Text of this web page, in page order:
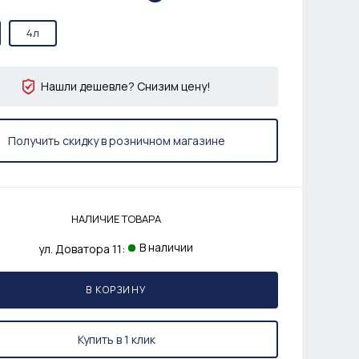
4л
Нашли дешевле? Снизим цену!
Получить скидку в розничном магазине
НАЛИЧИЕ ТОВАРА
ул. Доватора 11: В наличии
В КОРЗИНУ
Купить в 1 клик